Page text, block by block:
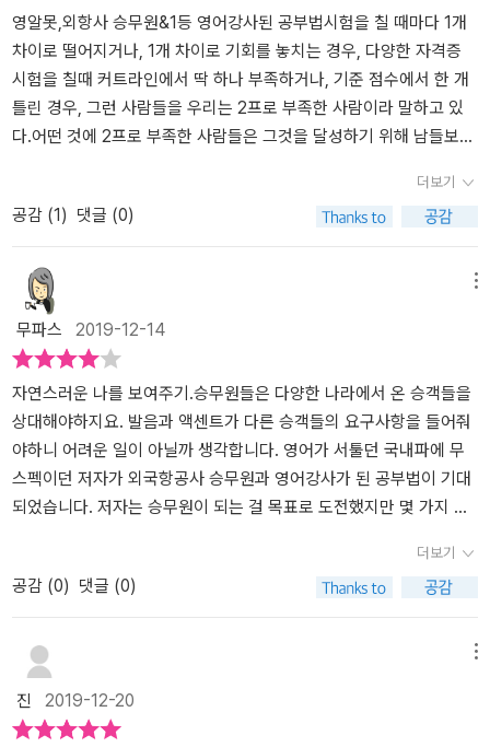
자는 카타르 항공과 홍콩드래곤 항공에 최종 합격하게 된다.이후 카
타르 항공에서 4년간 근무하며 하늘을 누빈 후 한국으로 돌아와 본격
적인 영어회화 강사로 활동하게 된다. 또한 영어권에 연수 한 번 간 적
도 없고 회화 학원에 다녀본 적도 없다.오롯이 학창 시절에 배운 영어
가 나에게는 전부인데 그럼에도 불구하고 영어는 평생 끌고 가고 싶
가 적힌 수첩을 외우고 또 외우던 때에는 그래도 자연스레 문장을 떠
올리곤 했는데 사용하질 않으니 짤막한 문장 구사도 못할 것 같은 느
낌이 든다.물론 영어 실력도 부족하지만 무엇보다 저자처럼 영어 울
렁증이 있는 게 흠이라면 흠일 수 있겠다.나의 외국어 목표는 '자연스
러운 회화 구사'이다. 책에서도 정말 많은 팁을 얻었는데 승무원을 준
비하는 혹은 영어실력을 키우고 싶은 이들에게는 꼭 추천하고 싶은
책이다. (그리고! 무엇보다 승무원 합격 팁도 들어있어 승무원을 준비
하는 이들에게 필독서가 될 것 같다.)
가능할거라고 말하는 말들이 스스로 포기하지 못하는 이유였다'.그래
서 저자는 대안으로 선택한 것이 외국항공사 승무원이었다. 국내 승
무원이 되기에는 신체적인 기준에는 미치지 못하지만 , 외항사는 자
신이 승무원이 되기에 언어적인 부분을 빼고는 크게 어려운 점이 없
었다.그래서 선택한 것이 외항사 항공사 두드리기였으며, 바이두, 외
무원으로 합격하는 축하받을 수 있는 기회를 스스로 만들어 나갔다.
이 책을 읽으면서 저자와 비슷한 상황에 놓여진 승무원이라면, 외항
사로 문을 두드리는 비결을 얻을 수 있으며, 저자의 외항사 승무원 취
업 성공 노하우가 답이 될 수 있다. 저자의 부족한 부분,영어 공부와
외항사 승무원 합격 두마리 토끼를 잡을 수 있으며, 해외 승무원의 다
양한 취업 조건들을 알 수 있었다. 더 나아가 여성 승무원이 되기 위한
기본적인 조건들, 문화적인 부분들을 극복하는 것,승객의 안전을 책
임지고, 자신감 넘치는 승무원, 다 나아가 저자처럼 부단한 영어 공부
실력쌓기는 영어 강사가 될 수 있었으며, 저자의 외항사 승무원 되기
비결은 하나의 좋은 표본이 될 수 있다.
영알못,외항사 승무원&1등 영어강사된 공부법시험을 칠 때마다 1개
차이로 떨어지거나, 1개 차이로 기회를 놓치는 경우, 다양한 자격증
시험을 칠때 커트라인에서 딱 하나 부족하거나, 기준 점수에서 한 개
틀린 경우, 그런 사람들을 우리는 2프로 부족한 사람이라 말하고 있
다.어떤 것에 2프로 부족한 사람들은 그것을 달성하기 위해 남들보다
이 2%부족한 사람이라 말한다. 그래서 국내선 승무원이 되기 위한 기
준 조건들을 채워 나가지만 신체적인 조건에거 키는 162cm에 2cm
부족하고 손을 하늘로 뻣은 발끝에서 손끝까지 국내 승무원의 기준 2
02cm에도 약간 부족하다. 국내선 승무원이 되기 위해 남들보다 더
노력했지만 국내선 승무원으로의 조건은 채워지지 않아 선택한 것이
외국항공사 승무원이었다. 외항사는 자신이 승무원이 되기에 언어적
인 부분을 빼고는 크게 어려운 점이 없었기에 끊임없이 영어실력을
위한 노력끝에 홍콩과 바이두 두곳의 외항사 승무원으로 합격하는 기
회를 스스로 만들어 나갔다. 이 책을 읽으면서 저자와 비슷한 상황에
놓여진 승무원이라면, 외항사 승무원 취업의 조건이라던가, 영어 공
부와 외항사 승무원의 다양한 취업 조건들을 알 수 있는 도서였다.여
성 승무원이 되기 위한 기본적인 조건들, 문화적인 부분들을 극복하
한 영어 공부 실력쌓기덕에 영어 강사가 될 수 있었던 저자의 외항사
승무원 되기위한 그녀의 자서전 및 노하우를 담은 도서라 생각한다.
남들보다 어떤 노력을 했는지 그리고 면접 영어의 노하우를 영어공부
하는 노하우비법서를 고민 하는 분들이라면 부족하게 느껴질 수 있지
만 외항선 승무원을 향한 취업을 준비하는 자들에게는 많은 도움이
될 듯 하다.#영어공부법#승무원면접팁#영알못외항사승무원1등영어
강사된공부법#장정아#서사원#문화충전#서평이벤트
더보기
공감 (1 ) 댓글 (0)
무파스 2019-12-14
자연스러운 나를 보여주기.승무원들은 다양한 나라에서 온 승객들을
상대해야하지요. 발음과 액센트가 다른 승객들의 요구사항을 들어줘
야하니 어려운 일이 아닐까 생각합니다. 영어가 서툴던 국내파에 무
스펙이던 저자가 외국항공사 승무원과 영어강사가 된 공부법이 기대
되었습니다. 저자는 승무원이 되는 걸 목표로 도전했지만 몇 가지 난
째죠. 중동 항공사는 157cm까지 지원가능하지만 손끝이 212cm에
닿아야합니다. 이가 고르지않거나 치열 교정을 해선 안되고 영어가
능숙해야 한다고 해요.가장 강한 자는 스스로를 통제할 수 있는 자
다. 약점 앞에 무릎꿇지 말자. 반드시 극복할 수 있다.p.40 국내파라
어학연수 대신 외국인들의 투어 가이드로 활동하면서 경험과 영어 실
력을 쌓았다고 해요. 면접을 보기위해 중국까지 날아가기도 했어요.
마침내 100:1의 경쟁률을 뚫고 유일한 한국인 합격자가 됩니다. 암리
더보기
공감 (0) 댓글 (0)
진 2019-12-20